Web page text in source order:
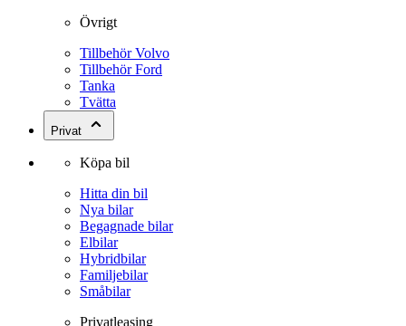
Övrigt
Tillbehör Volvo
Tillbehör Ford
Tanka
Tvätta
Privat
Köpa bil
Hitta din bil
Nya bilar
Begagnade bilar
Elbilar
Hybridbilar
Familjebilar
Småbilar
Privatleasing